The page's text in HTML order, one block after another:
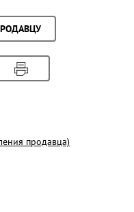
продавца)